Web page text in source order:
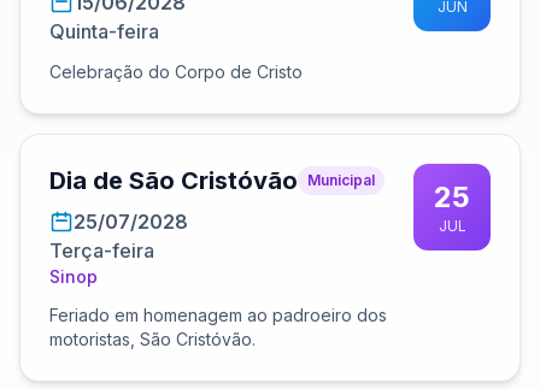
Quinta-feira
Celebração do Corpo de Cristo
JUN
Dia de São Cristóvão Municipal
25/07/2028
Terça-feira
Sinop
Feriado em homenagem ao padroeiro dos
motoristas, São Cristóvão.
25
JUL